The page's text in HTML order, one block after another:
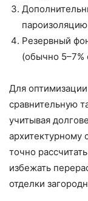
Резервный
(обычно
Для
сравнительную
учитывая
архитектурному
точно
избежать
отделки